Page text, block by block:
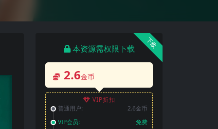
下载
本资源需权限下载
2.6金币
VIP折扣
普通用户:
2.6金币
VIP会员:
免费